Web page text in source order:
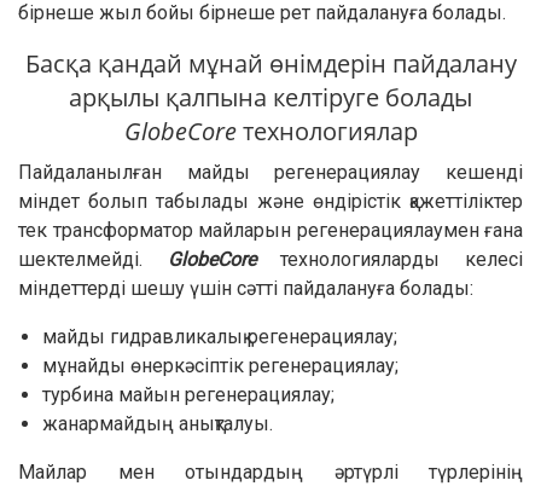
бірнеше жыл бойы бірнеше рет пайдалануға болады.
Басқа қандай мұнай өнімдерін пайдалану
арқылы қалпына келтіруге болады
GlobeCoreтехнологиялар
Пайдаланылған майды регенерациялау кешенді
міндет болып табылады және өндірістік қажеттіліктер
тек трансформатор майларын регенерациялаумен ғана
шектелмейді.
GlobeCoreтехнологияларды келесі
міндеттерді шешу үшін сәтті пайдалануға болады:
майды гидравликалық регенерациялау;
мұнайды өнеркәсіптік регенерациялау;
турбина майын регенерациялау;
жанармайдың анықталуы.
Майлар мен отындардың әртүрлі түрлерінің